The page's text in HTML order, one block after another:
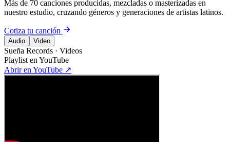
Más de 70 canciones producidas, mezcladas o masterizadas en
nuestro estudio, cruzando géneros y generaciones de artistas latinos.
Cotiza tu canción
Audio Video
Sueña Records · Videos
Playlist en YouTube
Abrir en YouTube ↗